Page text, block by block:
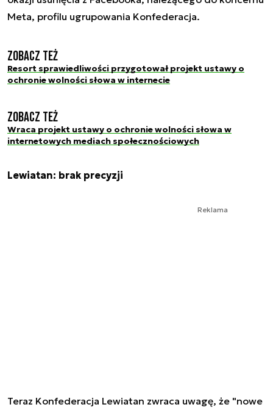
Meta, profilu ugrupowania Konfederacja.
Zobacz też
Resort sprawiedliwości przygotował projekt ustawy o
ochronie wolności słowa w internecie
Zobacz też
Wraca projekt ustawy o ochronie wolności słowa w
internetowych mediach społecznościowych
Lewiatan: brak precyzji
Reklama
Teraz Konfederacja Lewiatan zwraca uwagę, że "nowe